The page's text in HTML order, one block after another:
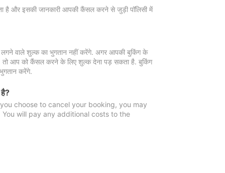
है और इसकी जानकारी आपकी कैंसल करने से जुड़ी पॉलिसी में
वाले शुल्क का भुगतान नहीं करेंगे. अगर आपकी बुकिंग के
तो आप को कैंसल करने के लिए शुल्क देना पड़ सकता है. बुकिंग
करेंगे.
choose to cancel your booking, you may
will pay any additional costs to the